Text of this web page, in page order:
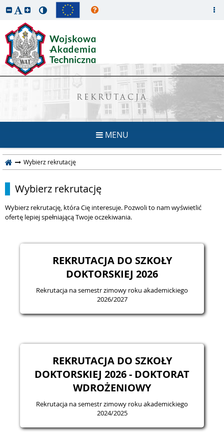
REKRUTACJA
MENU
Wybierz rekrutację
Wybierz rekrutację
Wybierz rekrutację, która Cię interesuje. Pozwoli to nam wyświetlić
ofertę lepiej spełniającą Twoje oczekiwania.
REKRUTACJA DO SZKOŁY
DOKTORSKIEJ 2026
Rekrutacja na semestr zimowy roku akademickiego
2026/2027
REKRUTACJA DO SZKOŁY
DOKTORSKIEJ 2026 - DOKTORAT
WDROŻENIOWY
Rekrutacja na semestr zimowy roku akademickiego
2024/2025